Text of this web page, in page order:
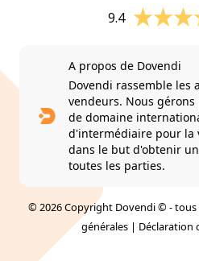
9.4
A propos de Dovendi
Dovendi rassemble les
vendeurs. Nous gérons
de domaine
d'intermédiaire pour la
dans le but d'obtenir
toutes les parties.
© 2026 Copyright Dovendi © - tous
générales | Déclaration